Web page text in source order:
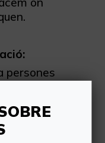
persones
amb